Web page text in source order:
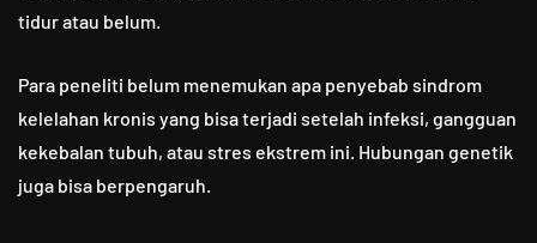
tidur atau belum.
Para peneliti belum menemukan apa penyebab sindrom
kelelahan kronis yang bisa terjadi setelah infeksi, gangguan
kekebalan tubuh, atau stres ekstrem ini. Hubungan genetik
juga bisa berpengaruh.